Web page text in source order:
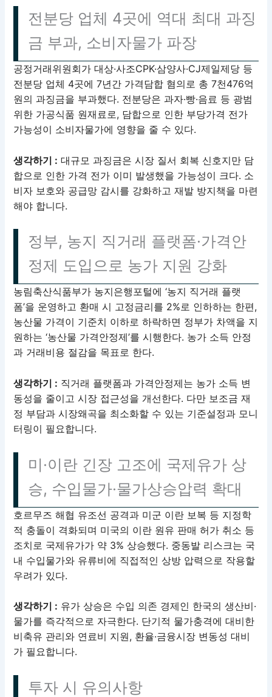
전분당 업체 4곳에 역대 최대 과징
금 부과, 소비자물가 파장
공정거래위원회가 대상·사조CPK·삼양사·CJ제일제당 등
전분당 업체 4곳에 7년간 가격담합 혐의로 총 7천476억
원의 과징금을 부과했다. 전분당은 과자·빵·음료 등 광범
위한 가공식품 원재료로, 담합으로 인한 부당가격 전가
가능성이 소비자물가에 영향을 줄 수 있다.
생각하기 : 대규모 과징금은 시장 질서 회복 신호지만 담
합으로 인한 가격 전가 이미 발생했을 가능성이 크다. 소
비자 보호와 공급망 감시를 강화하고 재발 방지책을 마련
해야 합니다.
정부, 농지 직거래 플랫폼·가격안
정제 도입으로 농가 지원 강화
농림축산식품부가 농지은행포털에 ‘농지 직거래 플랫
폼’을 운영하고 환매 시 고정금리를 2%로 인하하는 한편,
농산물 가격이 기준치 이하로 하락하면 정부가 차액을 지
원하는 ‘농산물 가격안정제’를 시행한다. 농가 소득 안정
과 거래비용 절감을 목표로 한다.
생각하기 : 직거래 플랫폼과 가격안정제는 농가 소득 변
동성을 줄이고 시장 접근성을 개선한다. 다만 보조금 재
정 부담과 시장왜곡을 최소화할 수 있는 기준설정과 모니
터링이 필요합니다.
미·이란 긴장 고조에 국제유가 상
승, 수입물가·물가상승압력 확대
호르무즈 해협 유조선 공격과 미군 이란 보복 등 지정학
적 충돌이 격화되며 미국의 이란 원유 판매 허가 취소 등
조치로 국제유가가 약 3% 상승했다. 중동발 리스크는 국
내 수입물가와 유류비에 직접적인 상방 압력으로 작용할
우려가 있다.
생각하기 : 유가 상승은 수입 의존 경제인 한국의 생산비·
물가를 즉각적으로 자극한다. 단기적 물가충격에 대비한
비축유 관리와 연료비 지원, 환율·금융시장 변동성 대비
가 필요합니다.
투자 시 유의사항